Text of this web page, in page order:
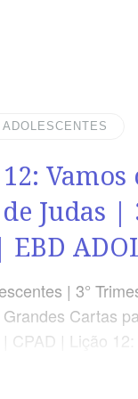
» 1 Jo
a ler e estudar a
ADOLESCENTES
Vamos
Judas |
| 3°
Cartas
CPAD | Lição